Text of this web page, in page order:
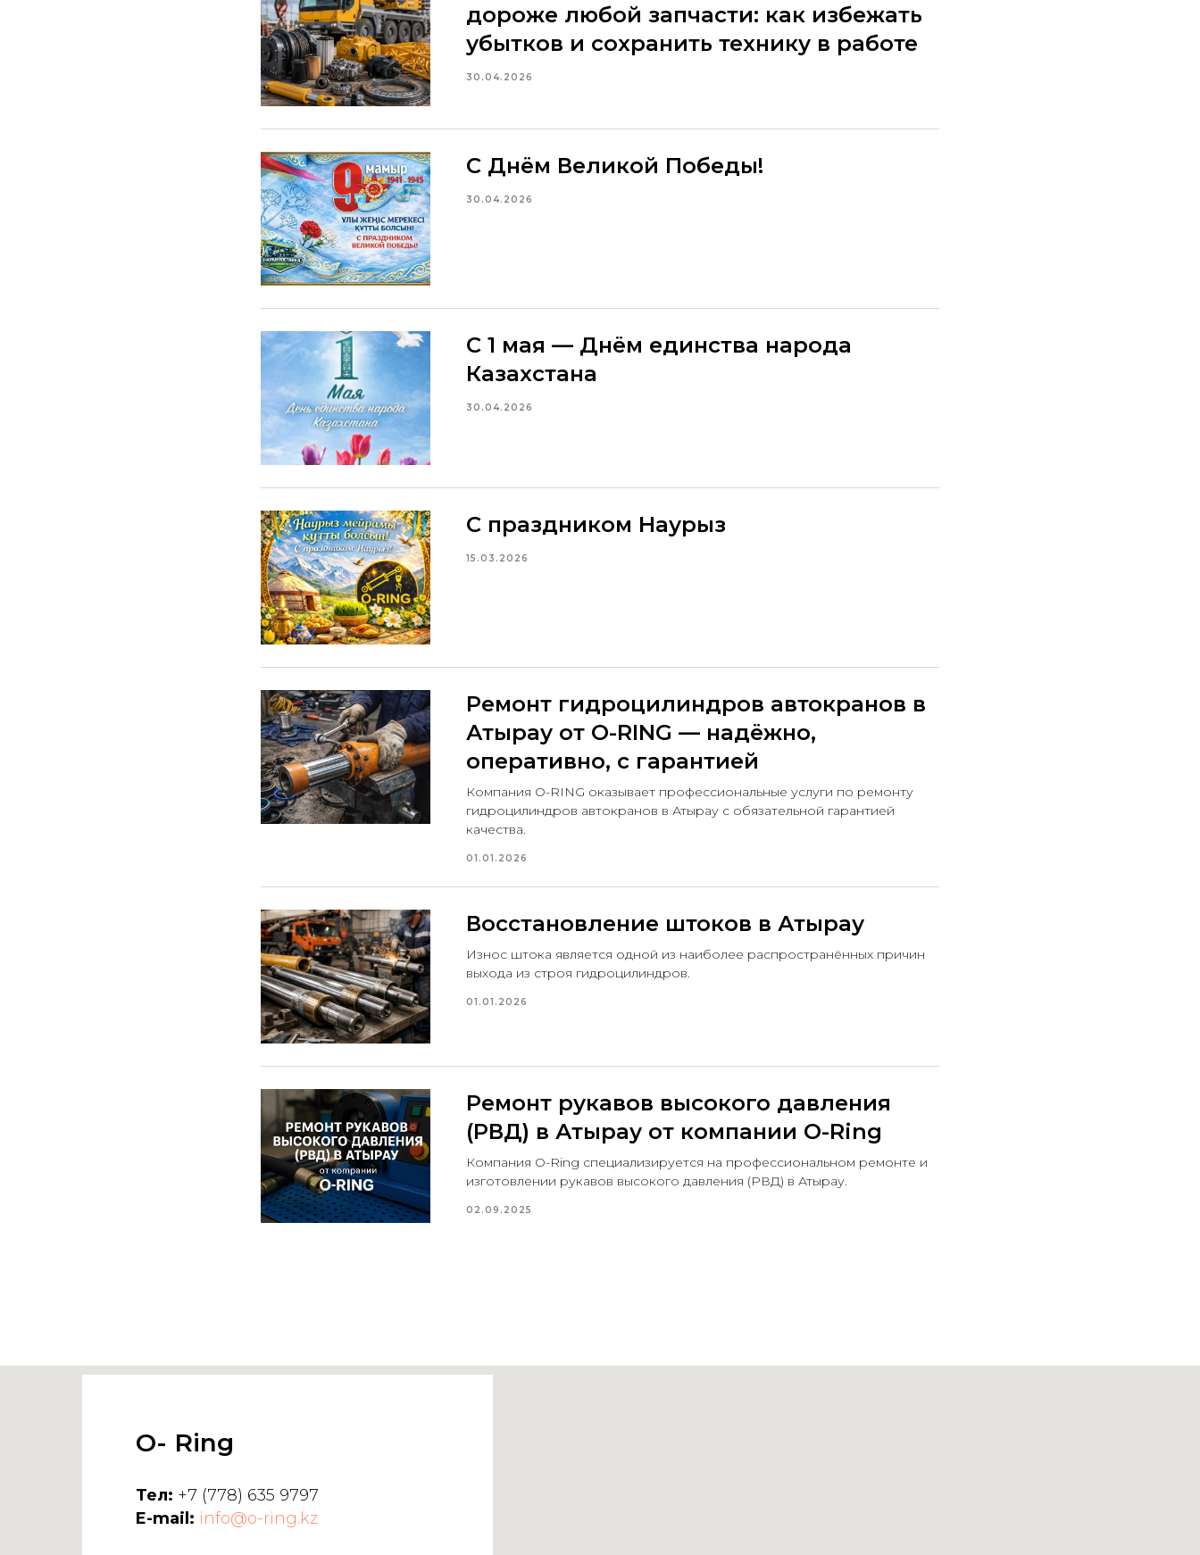
дороже любой запчасти: как избежать
убытков и сохранить технику в работе
30.04.2026
С Днём Великой Победы!
30.04.2026
С 1 мая — Днём единства народа
Казахстана
30.04.2026
С праздником Наурыз
15.03.2026
Ремонт гидроцилиндров автокранов в
Атырау от O-RING — надёжно,
оперативно, с гарантией
Компания O-RING оказывает профессиональные услуги по ремонту
гидроцилиндров автокранов в Атырау с обязательной гарантией
качества.
01.01.2026
Восстановление штоков в Атырау
Износ штока является одной из наиболее распространённых причин
выхода из строя гидроцилиндров.
01.01.2026
Ремонт рукавов высокого давления
(РВД) в Атырау от компании O-Ring
Компания O-Ring специализируется на профессиональном ремонте и
изготовлении рукавов высокого давления (РВД) в Атырау.
02.09.2025
O- Ring
Тел: +7 (778) 635 9797
E-mail: info@o-ring.kz